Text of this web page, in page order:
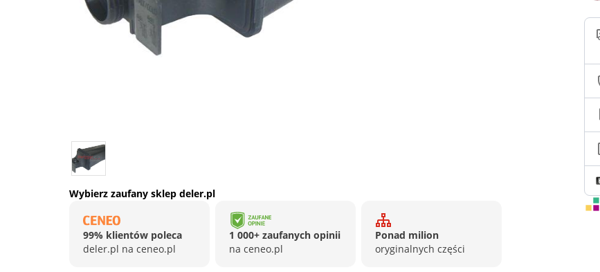
Wybierz zaufany sklep deler.pl
99% klientów poleca
deler.pl na ceneo.pl
1 000+ zaufanych opinii
na ceneo.pl
Ponad milion
oryginalnych części